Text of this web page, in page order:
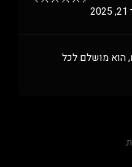
הוא מושלם לכל